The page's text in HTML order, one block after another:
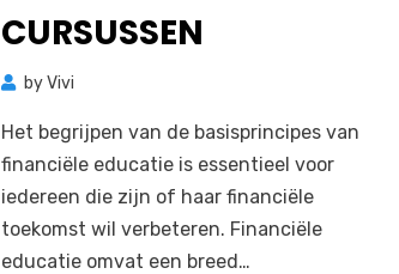
CURSUSSEN
byVivi
Het begrijpen van de basisprincipes van
financiële educatie is essentieel voor
iedereen die zijn of haar financiële
toekomst wil verbeteren. Financiële
educatie omvat een breed…